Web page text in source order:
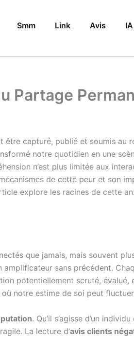
Smm Link Avis IA
Partage
être capturé, publié et soumis au
notre quotidien en une
n’est plus limitée aux
de cette peur et son
explore les racines de cette
que jamais, mais souvent
sans précédent.
potentiellement scruté,
notre estime de soi peut
. Qu’il s’agisse d’un
La lecture d’avis clients